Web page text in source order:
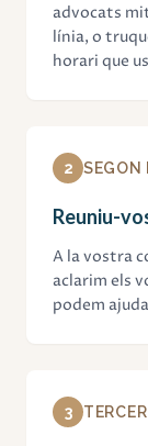
advocats
línia, o
horari que
2 SEGON
Reuniu-
A la vostra
aclarim els
podem
3